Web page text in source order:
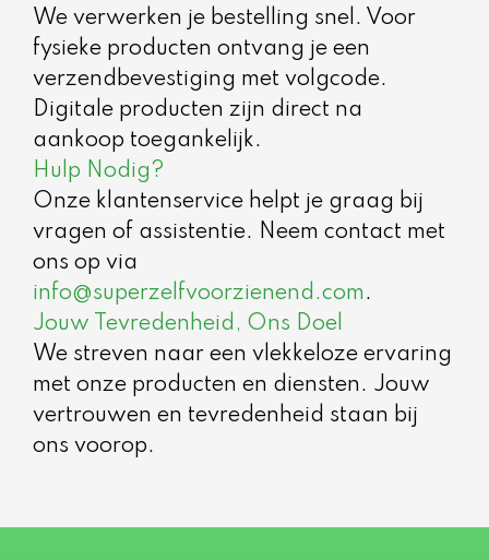
We verwerken je bestelling snel. Voor
fysieke producten ontvang je een
verzendbevestiging met volgcode.
Digitale producten zijn direct na
aankoop toegankelijk.
Hulp Nodig?
Onze klantenservice helpt je graag bij
vragen of assistentie. Neem contact met
ons op via
info@superzelfvoorzienend.com .
Jouw Tevredenheid, Ons Doel
We streven naar een vlekkeloze ervaring
met onze producten en diensten. Jouw
vertrouwen en tevredenheid staan bij
ons voorop.